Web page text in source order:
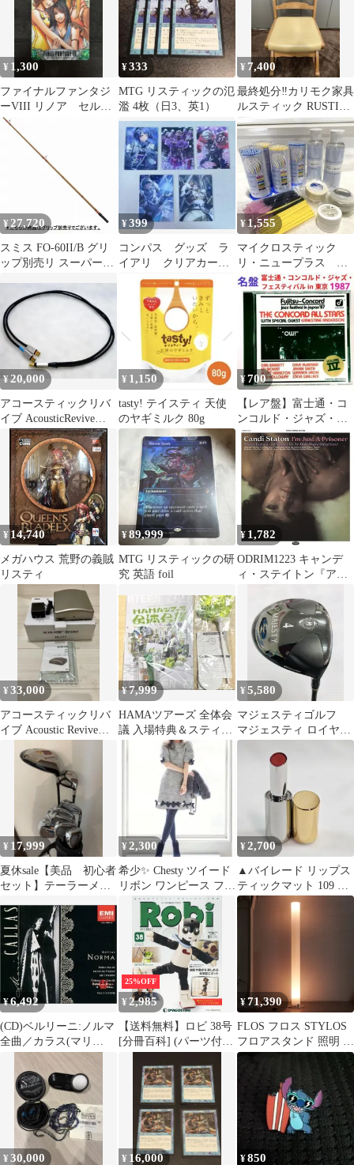
¥ 1,300
ファイナルファンタジ
ーVIII リノア セルフ
ィ キスティス カー
¥333
MTG リスティックの氾
濫 4枚（日3、英1）
¥ 7,400
最終処分‼️カリモク家具
ルスティック RUSTIC
ダイニングチェア 椅子
1脚
¥ 27,720
スミス FO-60II/B グリ
ップ別売リ スーパース
ン グリップレス リザー
バースティック 1ピー
ス ベイト
¥399
コンパス グッズ ラ
イアリ クリアカー
ド ジャスティス ジ
ャンヌダルク グスタ
¥1,555
マイクロスティック
リ・ニュープラス 前
処理剤 スクリューブ
ラシセット
¥20,000
アコースティックリバ
イブ AcousticRevive
USBケーブル 電源分離
¥ 1,150
tasty! テイスティ 天使
のヤギミルク 80g
¥700
【レア盤】富士通・コ
ンコルド・ジャズ・フ
ェスティバル・イン・
ジャパン ジャズCD
¥ 14,740
メガハウス 荒野の義賊
リスティ
¥89,999
MTG リスティックの研
究 英語 foil
¥ 1,782
ODRIM1223 キャンデ
ィ・ステイトン『アイ
リズナー』
¥33,000
アコースティックリバ
イブ Acoustic Revive
¥7,999
HAMAツアーズ 全体会
議 入場特典＆スティッ
クバルーン エイトリ
¥5,580
マジェスティゴルフ
マジェスティ ロイヤル
ブラック 17度 マジ
ェスティ LV510 Rフ
イウッド 中古 ゴル
フドゥ！白山松任店
¥ 17,999
夏休sale【美品 初心者
セット】テーラーメイ
¥2,300
希少✨ Chesty ツイード
リボン ワンピース フレ
ア パフスリーブ コラボ
¥2,700
▲バイレード リップス
ティックマット 109 リ
ユニオン 口紅
¥6,492
(CD)ベルリーニ:ノルマ
全曲／カラス(マリ
合唱団、スティニャー
ニ(エベ)、カバラーリ
(リナ)、
25%OFF
¥2,985
【送料無料】ロビ 38号
[分冊百科] (パーツ付)
【メール便】代引きは
できません
¥71,390
FLOS フロス STYLOS
フロアスタンド 照明 フ
ロアランプ ライト ステ
ィロス yamagiwa イタ
リア モダン カスティリ
オーニ 91495
¥30,000 ¥ 16,000 ¥850